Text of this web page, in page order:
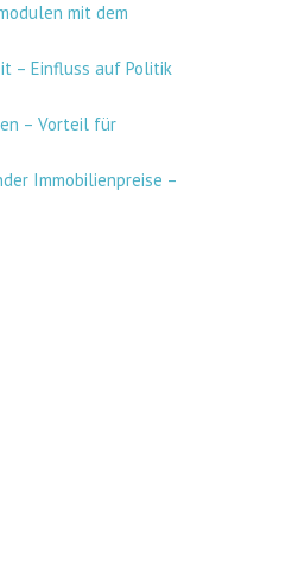
mit dem
– Einfluss auf Politik
– Vorteil für
Immobilienpreise –